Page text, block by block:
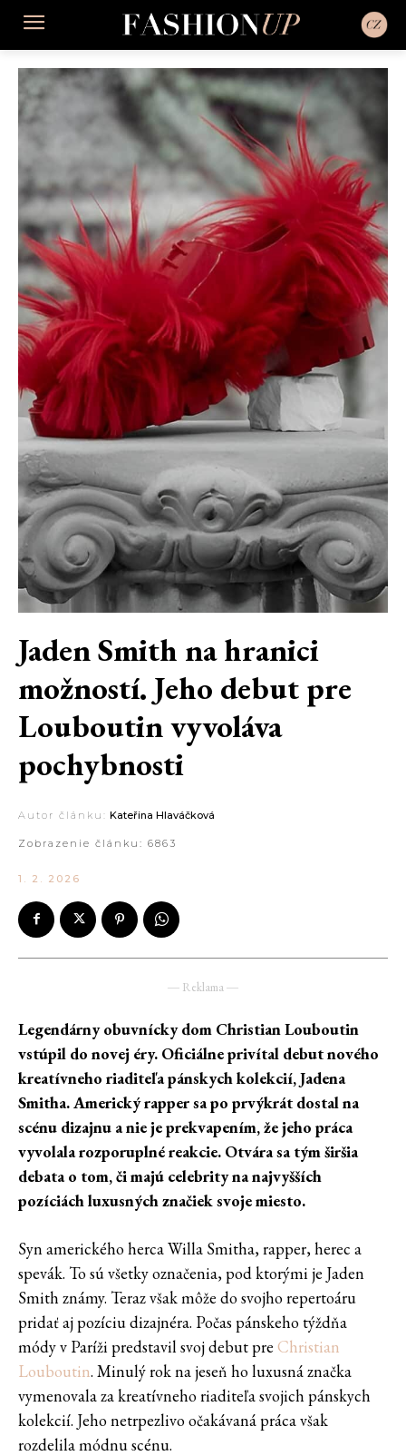
Jaden Smith na hranici
možností. Jeho debut pre
Louboutin vyvoláva
pochybnosti
Autor článku: Kateřina Hlaváčková
Zobrazenie článku: 6863
1. 2. 2026
― Reklama ―
Legendárny obuvnícky dom Christian Louboutin
vstúpil do novej éry. Oficiálne privítal debut nového
kreatívneho riaditeľa pánskych kolekcií, Jadena
Smitha. Americký rapper sa po prvýkrát dostal na
scénu dizajnu a nie je prekvapením, že jeho práca
vyvolala rozporuplné reakcie. Otvára sa tým širšia
debata o tom, či majú celebrity na najvyšších
pozíciách luxusných značiek svoje miesto.
Syn amerického herca Willa Smitha, rapper, herec a
spevák. To sú všetky označenia, pod ktorými je Jaden
Smith známy. Teraz však môže do svojho repertoáru
pridať aj pozíciu dizajnéra. Počas pánskeho týždňa
módy v Paríži predstavil svoj debut pre Christian
Louboutin. Minulý rok na jeseň ho luxusná značka
vymenovala za kreatívneho riaditeľa svojich pánskych
kolekcií. Jeho netrpezlivo očakávaná práca však
rozdelila módnu scénu.